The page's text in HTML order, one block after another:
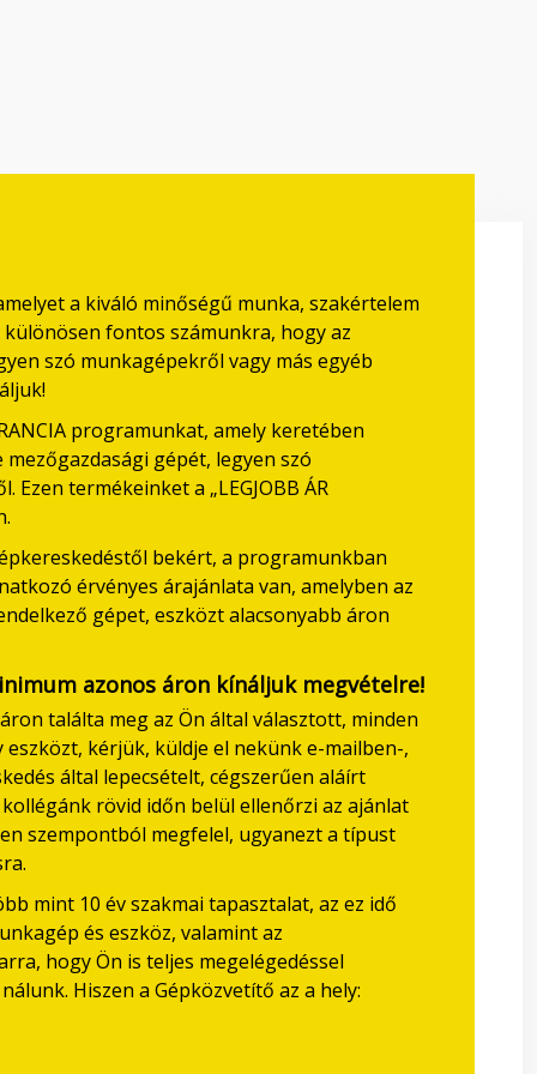
a kiváló minőségű munka, szakértelem
fontos számunkra, hogy az
szó munkagépekről vagy más egyéb
programunkat, amely keretében
gépét, legyen szó
termékeinket a „LEGJOBB ÁR
bekért, a programunkban
érvényes árajánlata van, amelyben az
gépet, eszközt alacsonyabb áron
azonos áron kínáljuk megvételre!
találta meg az Ön által választott, minden
kérjük, küldje el nekünk e-mailben-,
által lepecsételt, cégszerűen aláírt
rövid időn belül ellenőrzi az ajánlat
szempontból megfelel, ugyanezt a típust
mint 10 év szakmai tapasztalat, az ez idő
és eszköz, valamint az
hogy Ön is teljes megelégedéssel
Hiszen a Gépközvetítő az a hely: